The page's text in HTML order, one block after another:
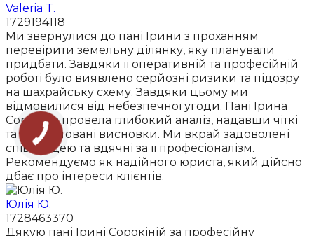
Valeria T.
1729194118
Ми звернулися до пані Ірини з проханням
перевірити земельну ділянку, яку планували
придбати. Завдяки її оперативній та професійній
роботі було виявлено серйозні ризики та підозру
на шахрайську схему. Завдяки цьому ми
відмовилися від небезпечної угоди. Пані Ірина
Сорокіна провела глибокий аналіз, надавши чіткі
та обґрунтовані висновки. Ми вкрай задоволені
співпрацею та вдячні за її професіоналізм.
Рекомендуємо як надійного юриста, який дійсно
дбає про інтереси клієнтів.
Юлія Ю.
1728463370
Дякую пані Ірині Сорокіній за професійну